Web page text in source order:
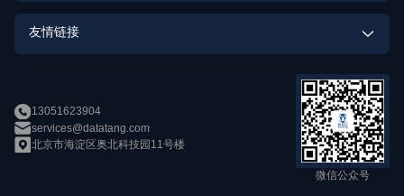
身份识别数据定制
语音识别数据定制
智能娱乐解决方案
智能家居解决方案
新零售解决方案
企业介绍
新闻中心
数据竞赛
友情链接
数加加
13051623904
services@datatang.com
北京市海淀区奥北科技园11号楼
微信公众号